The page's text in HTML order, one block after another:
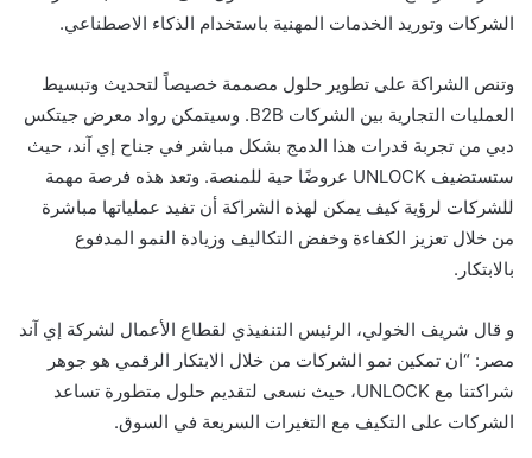
الشركات وتوريد الخدمات المهنية باستخدام الذكاء الاصطناعي.
وتنص الشراكة على تطوير حلول مصممة خصيصاً لتحديث وتبسيط
العمليات التجارية بين الشركات B2B. وسيتمكن رواد معرض جيتكس
دبي من تجربة قدرات هذا الدمج بشكل مباشر في جناح إي آند، حيث
ستستضيف UNLOCK عروضًا حية للمنصة. وتعد هذه فرصة مهمة
للشركات لرؤية كيف يمكن لهذه الشراكة أن تفيد عملياتها مباشرة
من خلال تعزيز الكفاءة وخفض التكاليف وزيادة النمو المدفوع
بالابتكار.
و قال شريف الخولي، الرئيس التنفيذي لقطاع الأعمال لشركة إي آند
مصر: “ان تمكين نمو الشركات من خلال الابتكار الرقمي هو جوهر
شراكتنا مع UNLOCK، حيث نسعى لتقديم حلول متطورة تساعد
الشركات على التكيف مع التغيرات السريعة في السوق.